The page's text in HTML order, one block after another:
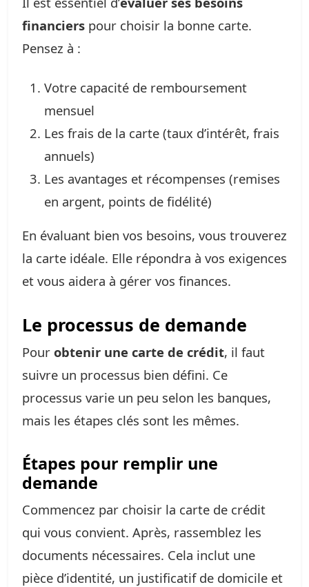
financiers pour choisir la bonne carte.
Pensez à :
Votre capacité de remboursement
mensuel
Les frais de la carte (taux d’intérêt, frais
annuels)
Les avantages et récompenses (remises
en argent, points de fidélité)
En évaluant bien vos besoins, vous trouverez
la carte idéale. Elle répondra à vos exigences
et vous aidera à gérer vos finances.
Le processus de demande
Pour obtenir une carte de crédit, il faut
suivre un processus bien défini. Ce
processus varie un peu selon les banques,
mais les étapes clés sont les mêmes.
Étapes pour remplir une
demande
Commencez par choisir la carte de crédit
qui vous convient. Après, rassemblez les
documents nécessaires. Cela inclut une
pièce d’identité, un justificatif de domicile et